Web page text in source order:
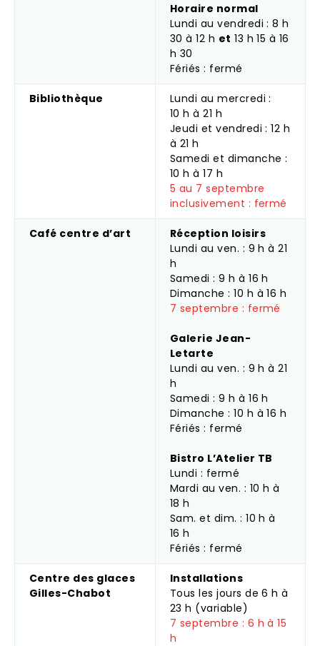
Horaire normal
Lundi au vendredi : 8 h
30 à 12 h et 13 h 15 à 16
h 30
Fériés : fermé
Bibliothèque
Lundi au mercredi :
10 h à 21 h
Jeudi et vendredi : 12 h
à 21 h
Samedi et dimanche :
10 h à 17 h
5 au 7 septembre
inclusivement : fermé
Café centre d’art
Réception loisirs
Lundi au ven. : 9 h à 21
h
Samedi : 9 h à 16 h
Dimanche : 10 h à 16 h
7 septembre : fermé
Galerie Jean-
Letarte
Lundi au ven. : 9 h à 21
h
Samedi : 9 h à 16 h
Dimanche : 10 h à 16 h
Fériés : fermé
Bistro L’Atelier TB
Lundi : fermé
Mardi au ven. : 10 h à
18 h
Sam. et dim. : 10 h à
16 h
Fériés : fermé
Centre des glaces
Gilles-Chabot
Installations
Tous les jours de 6 h à
23 h (variable)
7 septembre : 6 h à 15
h